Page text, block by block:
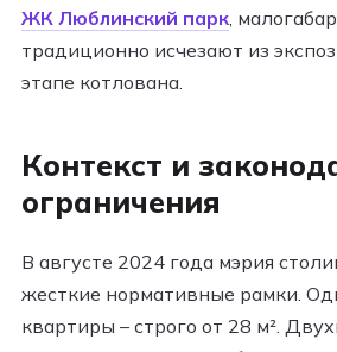
ЖК Люблинский парк ,
традиционно исчезают из
этапе котлована.
Контекст и
ограничения
В августе 2024 года мэрия
жесткие нормативные рамки.
квартиры – строго от 28 м².